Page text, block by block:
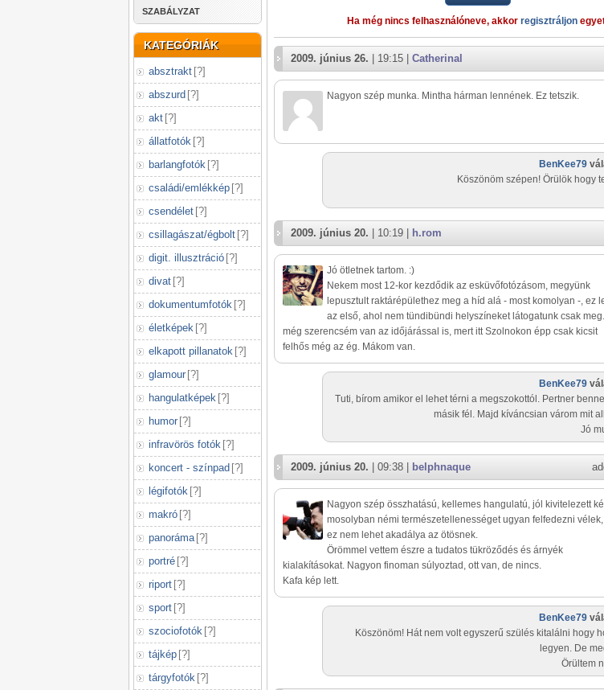
SZABÁLYZAT
KATEGÓRIÁK
absztrakt [?]
abszurd [?]
akt [?]
állatfotók [?]
barlangfotók [?]
családi/emlékkép [?]
csendélet [?]
csillagászat/égbolt [?]
digit. illusztráció [?]
divat [?]
dokumentumfotók [?]
életképek [?]
elkapott pillanatok [?]
glamour [?]
hangulatképek [?]
humor [?]
infravörös fotók [?]
koncert - színpad [?]
légifotók [?]
makró [?]
panoráma [?]
portré [?]
riport [?]
sport [?]
szociofotók [?]
tájkép [?]
tárgyfotók [?]
Ha még nincs felhasználóneve, akkor regisztráljon
2009. június 26. | 19:15 | Catherinal
Nagyon szép munka. Mintha hárman lennének. Ez tetszik.
BenKee79
Köszönöm szépen! Örülök hogy
2009. június 20. | 10:19 | h.rom
Jó ötletnek tartom. :)
Nekem most 12-kor kezdődik az esküvőfotózásom, megyünk
lepusztult raktárépülethez meg a híd alá - most komolyan -, ez
az első, ahol nem tündibündi helyszíneket látogatunk csak
még szerencsém van az időjárással is, mert itt Szolnokon épp csak kicsit
felhős még az ég. Mákom van.
BenKee79
Tuti, bírom amikor el lehet térni a megszokottól. Pertner
másik fél. Majd kíváncsian várom mit
Jó
2009. június 20. | 09:38 | belphnaque
Nagyon szép összhatású, kellemes hangulatú, jól kivitelezett
mosolyban némi természetellenességet ugyan felfedezni
ez nem lehet akadálya az ötösnek.
Örömmel vettem észre a tudatos tükröződés és árnyék
kialakításokat. Nagyon finoman súlyoztad, ott van, de nincs.
Kafa kép lett.
BenKee79
Köszönöm! Hát nem volt egyszerű szülés kitalálni hogy
legyen. De
Örültem